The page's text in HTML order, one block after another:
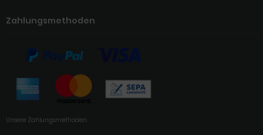
Zahlungsmethoden
Unsere Zahlungsmethoden